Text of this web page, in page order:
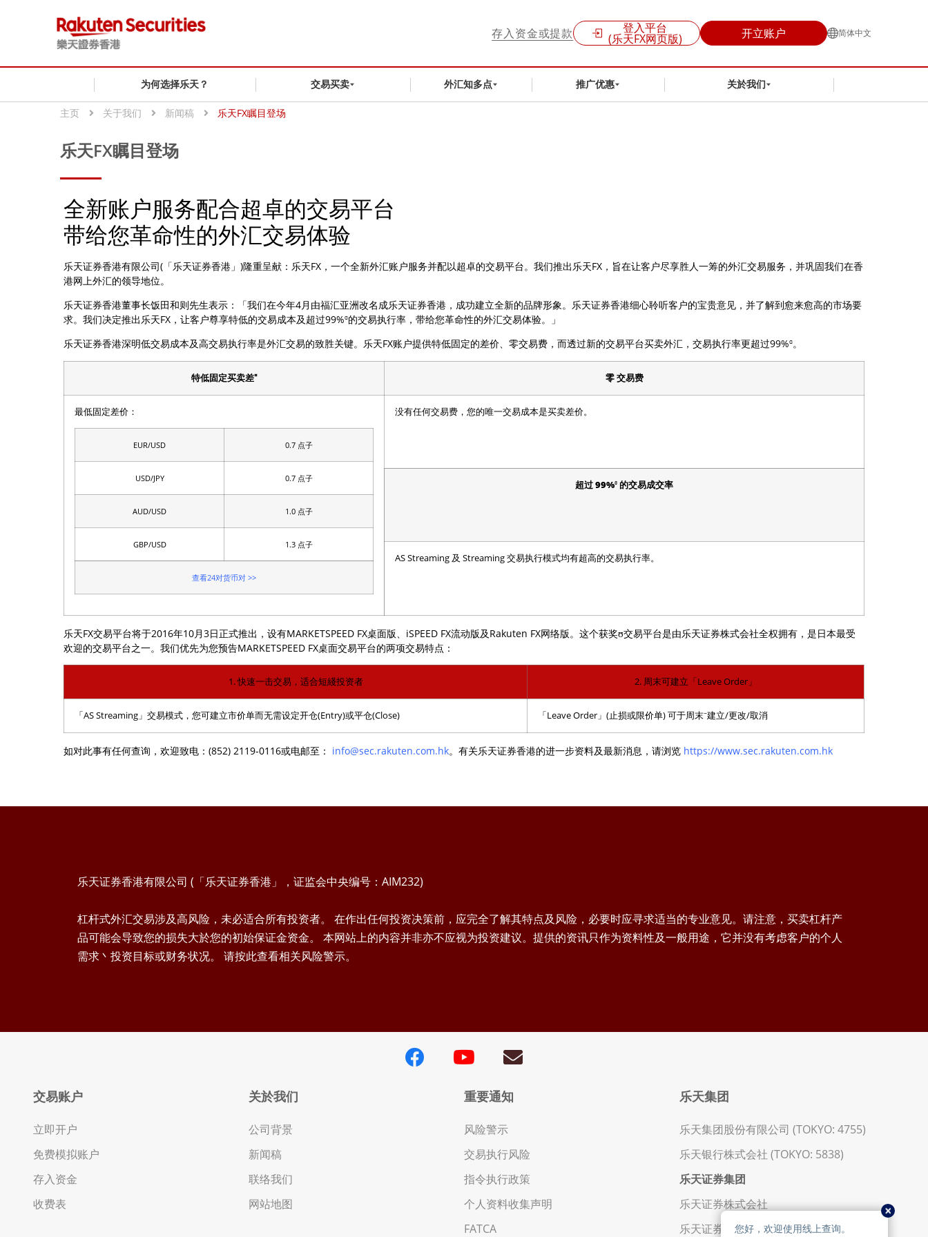
存入资金或提款 登入平台
(乐天FX网页版) 开立账户 简体中文
为何选择乐天？ 交易买卖 外汇知多点 推广优惠 关於我们
主页 关于我们 新闻稿 乐天FX瞩目登场
乐天FX瞩目登场
全新账户服务配合超卓的交易平台
带给您革命性的外汇交易体验
乐天证券香港有限公司(「乐天证券香港」)隆重呈献：乐天FX，一个全新外汇账户服务并配以超卓的交易平台。我们推出乐天FX，旨在让客户尽享胜人一筹的外汇交易服务，并巩固我们在香
港网上外汇的领导地位。
乐天证券香港董事长饭田和则先生表示：「我们在今年4月由福汇亚洲改名成乐天证券香港，成功建立全新的品牌形象。乐天证券香港细心聆听客户的宝贵意见，并了解到愈来愈高的市场要
求。我们决定推出乐天FX，让客户尊享特低的交易成本及超过99%ɞ的交易执行率，带给您革命性的外汇交易体验。」
乐天证券香港深明低交易成本及高交易执行率是外汇交易的致胜关键。乐天FX账户提供特低固定的差价、零交易费，而透过新的交易平台买卖外汇，交易执行率更超过99%ɞ。
特低固定买卖差¤ 零 交易费
最低固定差价：
EUR/USD 0.7 点子
USD/JPY 0.7 点子
AUD/USD 1.0 点子
GBP/USD 1.3 点子
查看24对货币对 >>
没有任何交易费，您的唯一交易成本是买卖差价。
超过 99%ɞ 的交易成交率
AS Streaming 及 Streaming 交易执行模式均有超高的交易执行率。
乐天FX交易平台将于2016年10月3日正式推出，设有MARKETSPEED FX桌面版、iSPEED FX流动版及Rakuten FX网络版。这个获奖ʊ交易平台是由乐天证券株式会社全权拥有，是日本最受
欢迎的交易平台之一。我们优先为您预告MARKETSPEED FX桌面交易平台的两项交易特点：
1. 快速一击交易，适合短綫投资者 2. 周末可建立「Leave Order」
「AS Streaming」交易模式，您可建立市价单而无需设定开仓(Entry)或平仓(Close) 「Leave Order」(止损或限价单) 可于周末~建立/更改/取消
如对此事有任何查询，欢迎致电：(852) 2119-0116或电邮至： info@sec.rakuten.com.hk。有关乐天证券香港的进一步资料及最新消息，请浏览 https://www.sec.rakuten.com.hk
乐天证券香港有限公司 (「乐天证券香港」，证监会中央编号：AIM232)
杠杆式外汇交易涉及高风险，未必适合所有投资者。 在作出任何投资决策前，应完全了解其特点及风险，必要时应寻求适当的专业意见。请注意，买卖杠杆产
品可能会导致您的损失大於您的初始保证金资金。 本网站上的内容并非亦不应视为投资建议。提供的资讯只作为资料性及一般用途，它并没有考虑客户的个人
需求丶投资目标或财务状况。 请按此查看相关风险警示。
交易账户
立即开户
免费模拟账户
存入资金
收费表
关於我们
公司背景
新闻稿
联络我们
网站地图
重要通知
风险警示
交易执行风险
指令执行政策
个人资料收集声明
FATCA
乐天集团
乐天集团股份有限公司 (TOKYO: 4755)
乐天银行株式会社 (TOKYO: 5838)
乐天证券集团
乐天证券株式会社
乐天证券金业香港有限公司